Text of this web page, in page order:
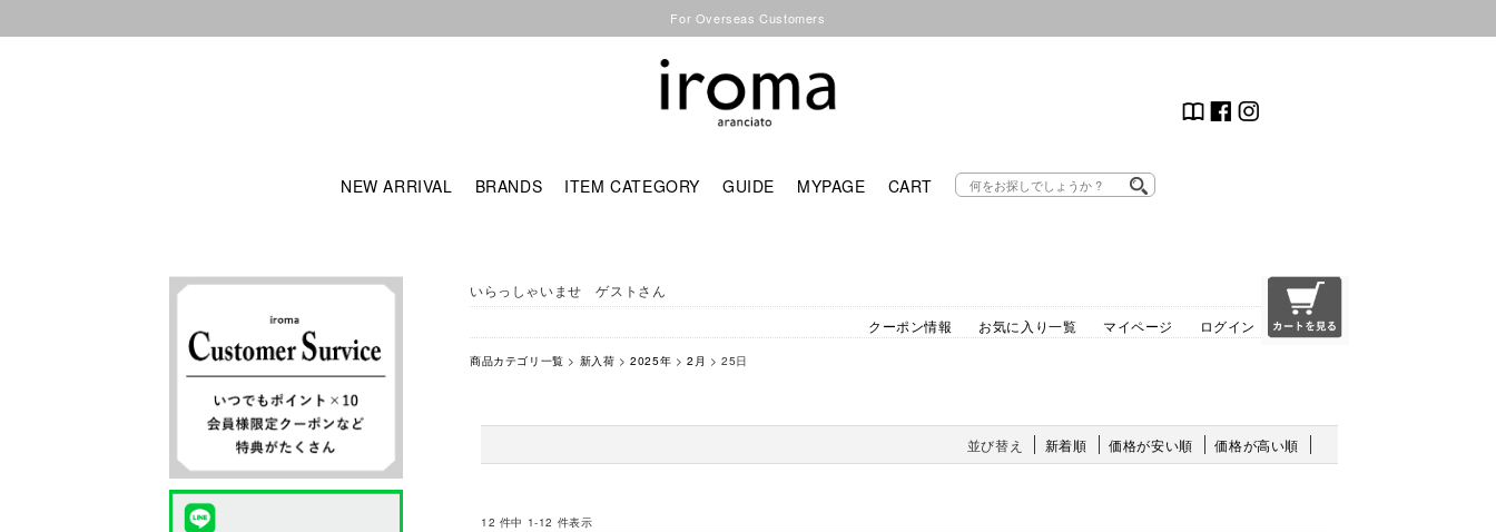
For Overseas Customers
NEW ARRIVAL BRANDS ITEM CATEGORY GUIDE MYPAGE CART
いらっしゃいませ ゲストさん
クーポン情報
お気に入り一覧 マイページ ログイン
商品カテゴリ一覧 > 新入荷 >2025年 >2月 > 25日
並び替え 新着順 価格が安い順 価格が高い順
12 件中 1-12 件表示